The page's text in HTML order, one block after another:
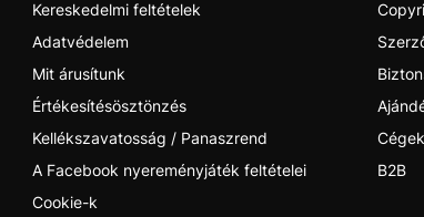
Kereskedelmi feltételek
Adatvédelem
Mit árusítunk
Értékesítésösztönzés
Kellékszavatosság / Panaszrend
A Facebook nyereményjáték feltételei
Cookie-k
B2B